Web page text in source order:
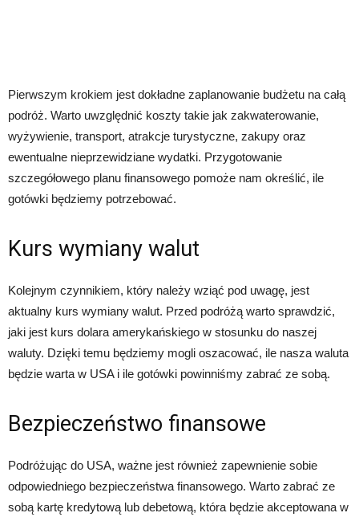
Pierwszym krokiem jest dokładne zaplanowanie budżetu na całą
podróż. Warto uwzględnić koszty takie jak zakwaterowanie,
wyżywienie, transport, atrakcje turystyczne, zakupy oraz
ewentualne nieprzewidziane wydatki. Przygotowanie
szczegółowego planu finansowego pomoże nam określić, ile
gotówki będziemy potrzebować.
Kurs wymiany walut
Kolejnym czynnikiem, który należy wziąć pod uwagę, jest
aktualny kurs wymiany walut. Przed podróżą warto sprawdzić,
jaki jest kurs dolara amerykańskiego w stosunku do naszej
waluty. Dzięki temu będziemy mogli oszacować, ile nasza waluta
będzie warta w USA i ile gotówki powinniśmy zabrać ze sobą.
Bezpieczeństwo finansowe
Podróżując do USA, ważne jest również zapewnienie sobie
odpowiedniego bezpieczeństwa finansowego. Warto zabrać ze
sobą kartę kredytową lub debetową, która będzie akceptowana w